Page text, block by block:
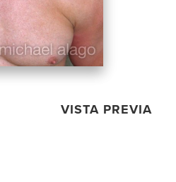
VISTA PREVIA